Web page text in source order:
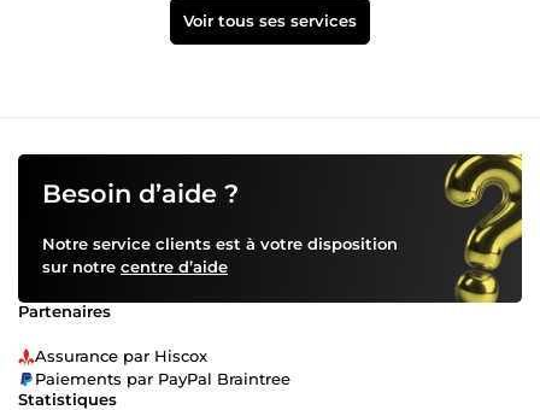
Voir tous ses services
Besoin d’aide ?
Notre service clients est à votre disposition
sur notre centre d’aide
Partenaires
Assurance par Hiscox
Paiements par PayPal Braintree
Statistiques